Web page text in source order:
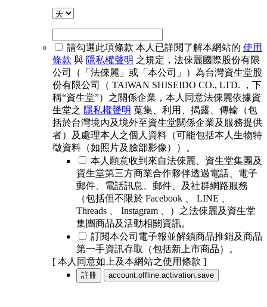
請勾選此項條款 本人已詳閱了解本網站的 使用
條款 與 隱私權聲明 之規定，法倈麗國際股份有限
公司（「法倈麗」或「本公司」）為台灣資生堂股
份有限公司（ TAIWAN SHISEIDO CO., LTD. ，下
稱“資生堂”）之關係企業，本人同意法倈麗依據資
生堂之 隱私權聲明 蒐集、利用、揭露、傳輸（包
括於台灣境內及境外至資生堂關係企業及服務提供
者）及處理本人之個人資料（可能包括本人生物特
徵資料（如照片及臉部影像））。
本人願意收到來自法倈麗、資生堂集團及
資生堂第三方商業合作夥伴透過電話、電子
郵件、電話訊息、郵件、及社群網路服務
（包括但不限於 Facebook 、 LINE 、
Threads 、 Instagram 、）之法倈麗及資生堂
集團商品及活動相關資訊。
訂閱本公司電子報並解鎖商品推銷及商品
第一手資訊存取（包括新上市商品）。
[ 本人同意如上及本網站之使用條款 ]
註冊 account.offline.activation.save